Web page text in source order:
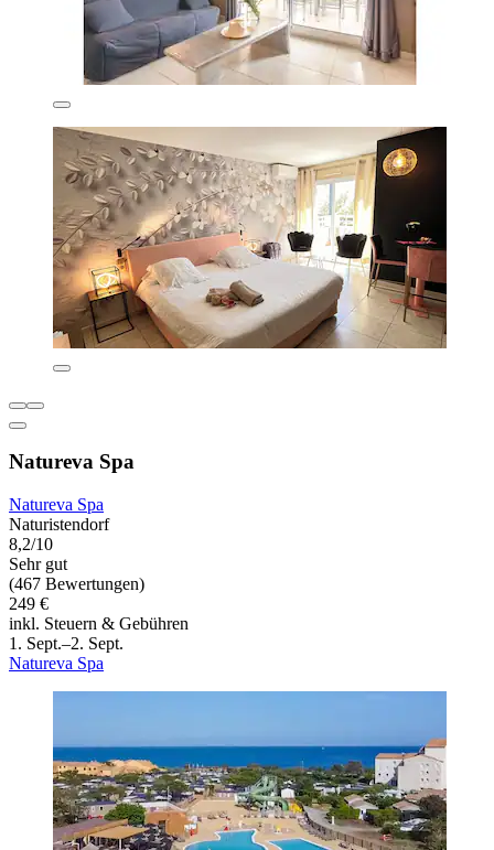
Natureva Spa
Natureva Spa
Naturistendorf
8,2/10
Sehr gut
(467 Bewertungen)
249 €
inkl. Steuern & Gebühren
1. Sept.–2. Sept.
Natureva Spa